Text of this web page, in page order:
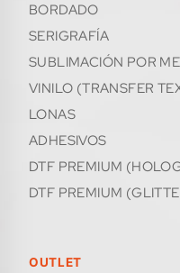
BORDADO
SERIGRAFÍA
SUBLIMACIÓN POR
VINILO (TRANSFER
LONAS
ADHESIVOS
DTF PREMIUM
DTF PREMIUM
OUTLET